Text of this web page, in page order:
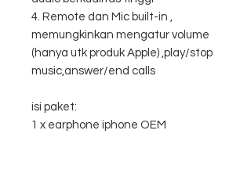
4. Remote dan Mic built-in ,
memungkinkan mengatur volume
(hanya utk produk Apple) ,play/stop
music,answer/end calls
isi paket:
1 x earphone iphone OEM